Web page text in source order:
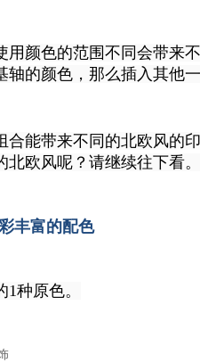
用颜色的范围不同会带来
轴的颜色，那么插入其他
合能带来不同的北欧风的
北欧风呢？请继续往下看。
丰富的配色
种原色。